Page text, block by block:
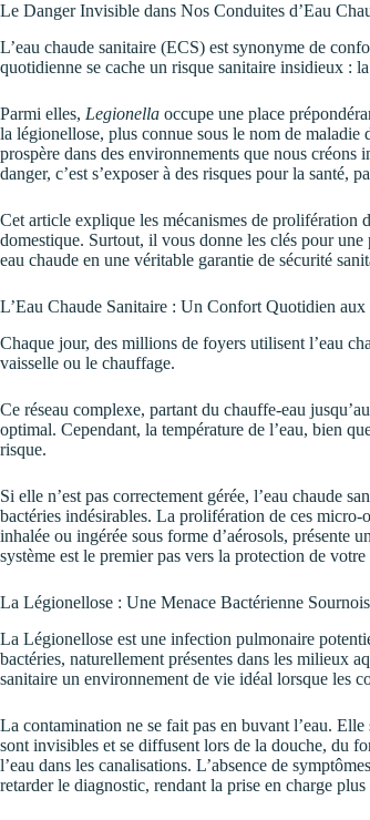
Le Danger Invisible dans Nos Conduites d’Eau
L’eau chaude sanitaire (ECS) est synonyme de
quotidienne se cache un risque sanitaire insidieux :
Parmi elles, Legionella occupe une place
la légionellose, plus connue sous le nom de
prospère dans des environnements que nous
danger, c’est s’exposer à des risques pour la santé,
Cet article explique les mécanismes de
domestique. Surtout, il vous donne les clés pour
eau chaude en une véritable garantie de sécurité
L’Eau Chaude Sanitaire : Un Confort Quotidien
Chaque jour, des millions de foyers utilisent l’eau
vaisselle ou le chauffage.
Ce réseau complexe, partant du chauffe-eau
optimal. Cependant, la température de l’eau, bien
risque.
Si elle n’est pas correctement gérée, l’eau chaude
bactéries indésirables. La prolifération de ces
inhalée ou ingérée sous forme d’aérosols, présente
système est le premier pas vers la protection de votre
La Légionellose : Une Menace Bactérienne
La Légionellose est une infection pulmonaire
bactéries, naturellement présentes dans les milieux
sanitaire un environnement de vie idéal lorsque les
La contamination ne se fait pas en buvant l’eau.
sont invisibles et se diffusent lors de la douche, du
l’eau dans les canalisations. L’absence de
retarder le diagnostic, rendant la prise en charge